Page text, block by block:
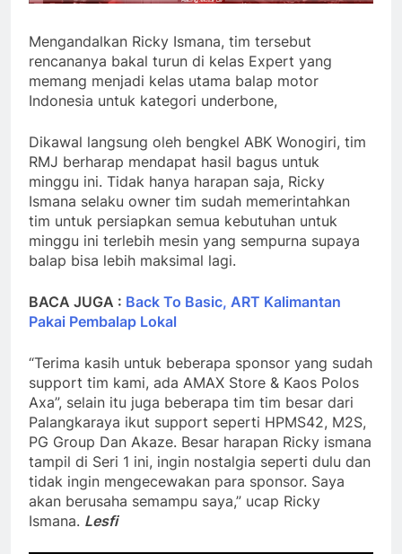
Mengandalkan Ricky Ismana, tim tersebut
rencananya bakal turun di kelas Expert yang
memang menjadi kelas utama balap motor
Indonesia untuk kategori underbone,
Dikawal langsung oleh bengkel ABK Wonogiri, tim
RMJ berharap mendapat hasil bagus untuk
minggu ini. Tidak hanya harapan saja, Ricky
Ismana selaku owner tim sudah memerintahkan
tim untuk persiapkan semua kebutuhan untuk
minggu ini terlebih mesin yang sempurna supaya
balap bisa lebih maksimal lagi.
BACA JUGA : Back To Basic, ART Kalimantan
Pakai Pembalap Lokal
“Terima kasih untuk beberapa sponsor yang sudah
support tim kami, ada AMAX Store & Kaos Polos
Axa”, selain itu juga beberapa tim tim besar dari
Palangkaraya ikut support seperti HPMS42, M2S,
PG Group Dan Akaze. Besar harapan Ricky ismana
tampil di Seri 1 ini, ingin nostalgia seperti dulu dan
tidak ingin mengecewakan para sponsor. Saya
akan berusaha semampu saya,” ucap Ricky
Ismana. Lesfi